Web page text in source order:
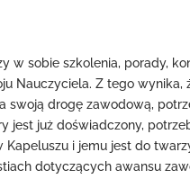
w sobie szkolenia, porady,
Nauczyciela. Z tego wynika,
swoją drogę zawodową,
jest już doświadczony,
i jemu jest do
dotyczących awansu